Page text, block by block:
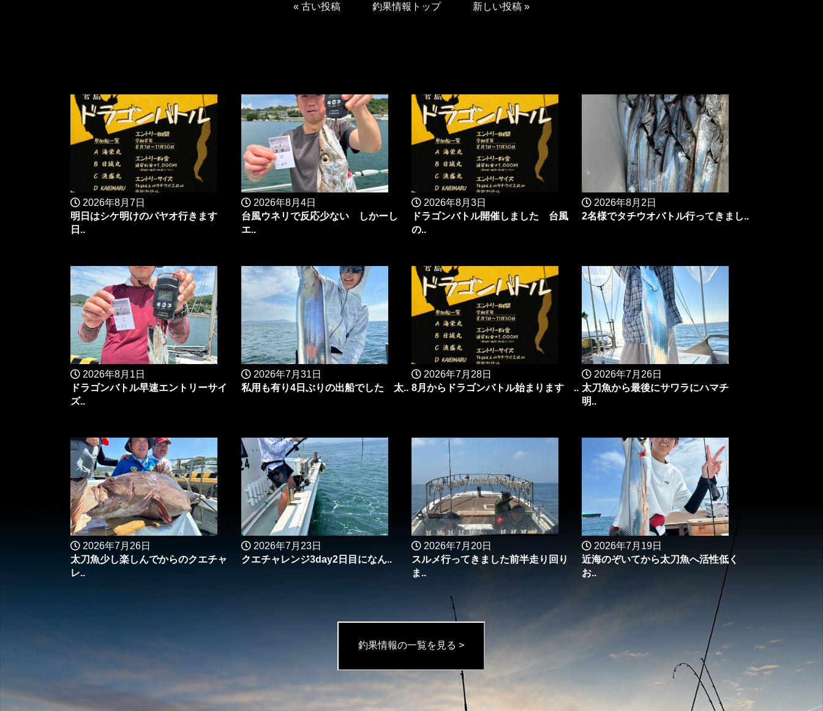
« 古い投稿 釣果情報トップ 新しい投稿»
2026年8月7日
明日はシケ明けのパヤオ行きます
日..
2026年8月4日
台風ウネリで反応少ない しかーし
エ..
2026年8月3日
ドラゴンバトル開催しました 台風
の..
2026年8月2日
2名様でタチウオバトル行ってきまし..
2026年8月1日
ドラゴンバトル早速エントリーサイ
ズ..
2026年7月31日
私用も有り4日ぶりの出船でした 太..
2026年7月28日
8月からドラゴンバトル始まります ..
2026年7月26日
太刀魚から最後にサワラにハマチ
明..
2026年7月26日
太刀魚少し楽しんでからのクエチャ
レ..
2026年7月23日
クエチャレンジ3day2日目になん..
2026年7月20日
スルメ行ってきました前半走り回り
ま..
2026年7月19日
近海のぞいてから太刀魚へ活性低く
お..
釣果情報の一覧を見る >